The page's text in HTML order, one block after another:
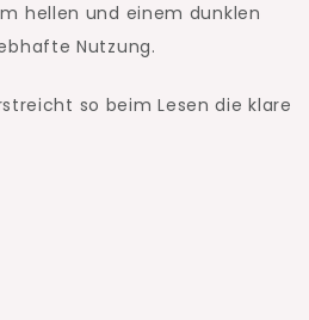
hellen und einem dunklen
Nutzung.
so beim Lesen die klare